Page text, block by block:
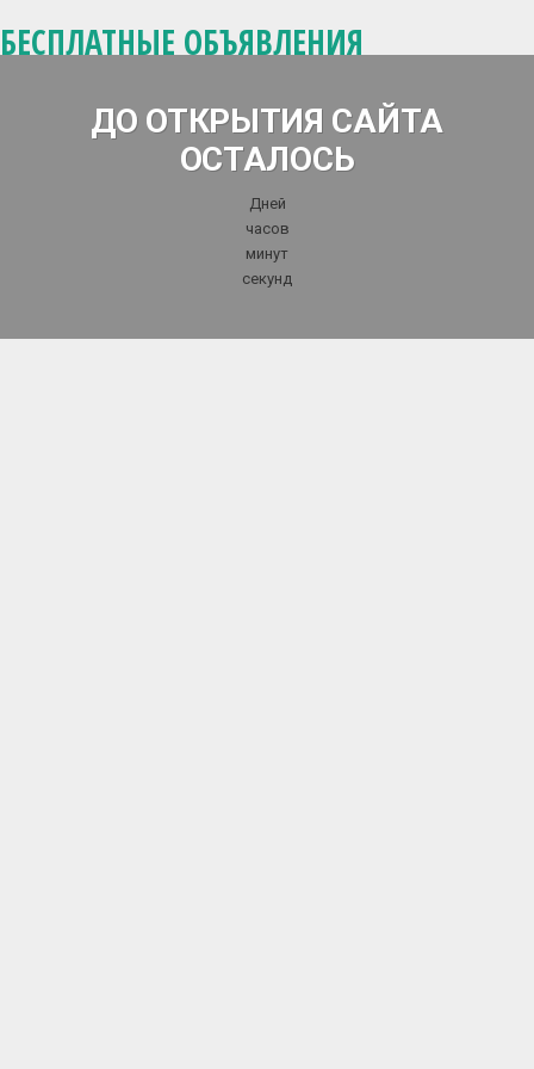
БЕСПЛАТНЫЕ ОБЪЯВЛЕНИЯ
ДО ОТКРЫТИЯ САЙТА
ОСТАЛОСЬ
Дней
часов
минут
секунд